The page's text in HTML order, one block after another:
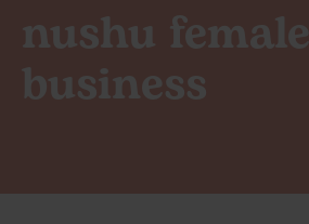
nushu female
business